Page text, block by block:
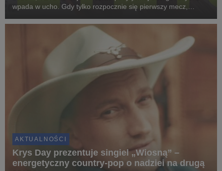
wpada w ucho. Gdy tylko rozpocznie się pierwszy mecz,
tego utworu!
AKTUALNOŚCI
Krys Day prezentuje singiel „Wiosną” –
energetyczny country-pop o nadziei na drugą